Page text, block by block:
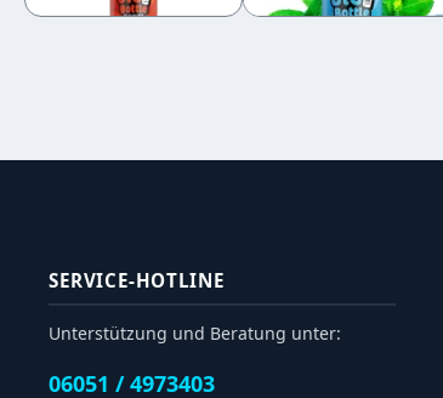
SERVICE-HOTLINE
Unterstützung und Beratung unter:
06051 / 4973403